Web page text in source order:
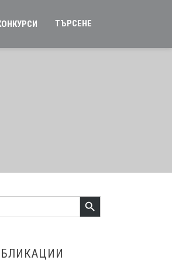
ТЪРСЕНЕ
Search Button